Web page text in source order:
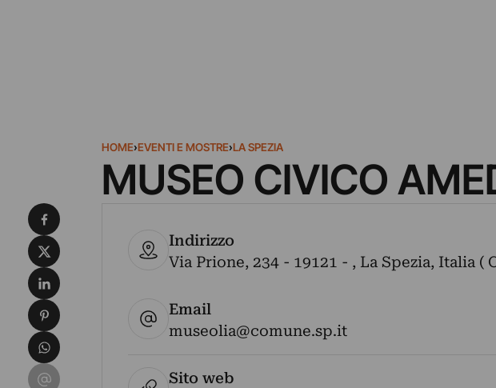
HOME›EVENTI E MOSTRE›LA SPEZIA
MUSEO CIVICO
Indirizzo
Via Prione, 234 - 19121 - , La Spezia, Italia
Email
museolia@comune.sp.it
Sito web
Condividi su Facebook
Condividi su X
Condividi su LinkedIn
Condividi su Pinterest
Condividi su WhatsApp
Condividi su Email